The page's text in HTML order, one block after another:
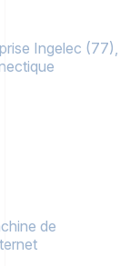
Ingelec (77),
de